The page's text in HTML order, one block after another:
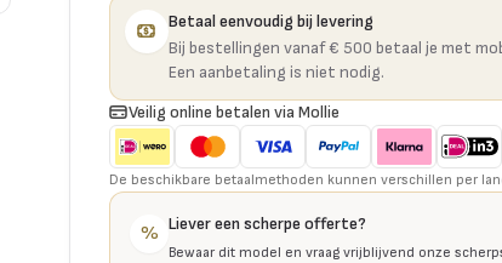
Betaal eenvoudig bij levering
Bij bestellingen vanaf € 500 betaal je met
Een aanbetaling is niet nodig.
Veilig online betalen via Mollie
De beschikbare betaalmethoden kunnen verschillen per
% Liever een scherpe offerte?
Bewaar dit model en vraag vrijblijvend onze